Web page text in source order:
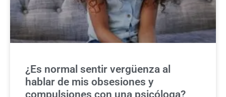
¿Es normal sentir vergüenza al
hablar de mis obsesiones y
compulsiones con una psicóloga?